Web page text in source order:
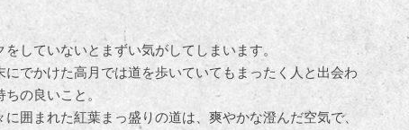
していないとまずい気がしてしまいます。
でかけた高月では道を歩いていてもまったく人と出会わ
の良いこと。
囲まれた紅葉まっ盛りの道は、爽やかな澄んだ空気で、